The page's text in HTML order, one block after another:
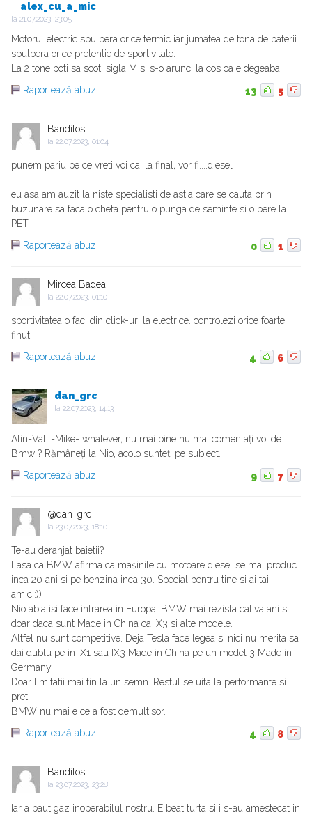
alex_cu_a_mic
la 21.07.2023, 23:05
Motorul electric spulbera orice termic iar jumatea de tona de baterii
spulbera orice pretentie de sportivitate.
La 2 tone poti sa scoti sigla M si s-o arunci la cos ca e degeaba.
Raportează abuz
13 5
Banditos
la 22.07.2023, 01:04
punem pariu pe ce vreti voi ca, la final, vor fi....diesel
eu asa am auzit la niste specialisti de astia care se cauta prin
buzunare sa faca o cheta pentru o punga de seminte si o bere la
PET
Raportează abuz
0 1
Mircea Badea
la 22.07.2023, 01:10
sportivitatea o faci din click-uri la electrice. controlezi orice foarte
finut.
Raportează abuz
4 6
dan_grc
la 22.07.2023, 14:13
Alin=Vali =Mike= whatever, nu mai bine nu mai comentați voi de
Bmw ? Rămâneți la Nio, acolo sunteți pe subiect.
Raportează abuz
9 7
@dan_grc
la 23.07.2023, 18:10
Te-au deranjat baietii?
Lasa ca BMW afirma ca mașinile cu motoare diesel se mai produc
inca 20 ani si pe benzina inca 30. Special pentru tine si ai tai
amici:))
Nio abia isi face intrarea in Europa. BMW mai rezista cativa ani si
doar daca sunt Made in China ca IX3 si alte modele.
Altfel nu sunt competitive. Deja Tesla face legea si nici nu merita sa
dai dublu pe in IX1 sau IX3 Made in China pe un model 3 Made in
Germany.
Doar limitatii mai tin la un semn. Restul se uita la performante si
pret.
BMW nu mai e ce a fost demultisor.
Raportează abuz
4 8
Banditos
la 23.07.2023, 23:28
Iar a baut gaz inoperabilul nostru. E beat turta si i s-au amestecat in